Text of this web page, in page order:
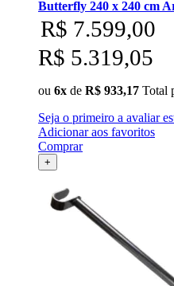
Butterfly 240 x 240 cm
R$ 7.599,00
R$ 5.319,05
ou 6x de R$ 933,17 Total
Seja o primeiro a avaliar
Adicionar aos favoritos
Comprar
+